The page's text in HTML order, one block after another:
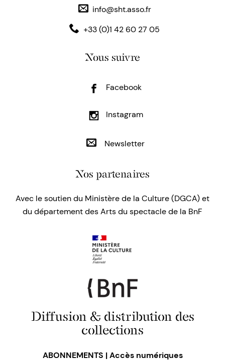
info@sht.asso.fr
+33 (0)1 42 60 27 05
Nous suivre
Facebook
Instagram
Newsletter
Nos partenaires
Avec le soutien du Ministère de la Culture (DGCA) et
du département des Arts du spectacle de la BnF
Diffusion & distribution des
collections
ABONNEMENTS | Accès numériques